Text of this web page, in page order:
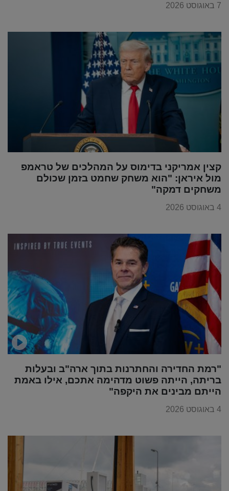
7 באוגוסט 2026
קצין אמריקני בדימוס על המהלכים של טראמפ
מול איראן: "הוא משחק שחמט בזמן שכולם
משחקים דמקה"
4 באוגוסט 2026
"רמת החדירה והחתרנות בתוך ארה"ב ובעלות
בריתה, הייתה פשוט מדהימה אתכם, אילו באמת
הייתם מבינים את היקפה"
4 באוגוסט 2026